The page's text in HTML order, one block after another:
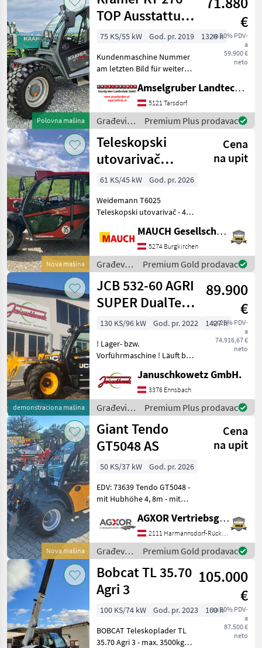
Polovna mašina
TOP Ausstattung
nur 1.300
Betriebsstunden
€
sa 20% PDV-
a
59.900 €
neto
75 KS/55 kW God. pr. 2019
1326 h
Kundenmaschine Nummer
am letzten Bild für weitere
Kramer KT 276 in TOP
Zustand Erhöhte Kabine
Bibload Reifen 400/70 R 20
Zusätzliche A
Amselgruber Landtechnik GmbH
5121 Tarsdorf
Građevinski
strojevi /
Kramer
Premium Plus prodavac
Nova mašina
Teleskopski
utovarivač
Weidemann
T6025
Cena
na upit
61 KS/45 kW
God. pr. 2026
Weidemann T6025
Teleskopski utovarivač - 4-
61 KS (75 KS opcionalno) -
Kabina s grijanjem i
ventilacijom - LED radna
svjetla (1 sprijeda
MAUCH Gesellschaft m.b.H. & Co.KG
5274 Burgkirchen
Građevinski
strojevi /
Weidemann
Premium Gold prodavac
demonstraciona mašina
JCB 532-60 AGRI
SUPER DualTec
VT
Teleskoplader
89.900
€
sa 20% PDV-
a
74.916,67 €
neto
130 KS/96 kW God. pr. 2022
1427 h
! Lager- bzw.
Vorführmaschine ! Läuft bei
VT JCB‐DualTech‐Getriebe
(stufenlos) mit einem
Kegelradgetriebe und
einem mechanischen Lastsc
Januschkowetz GmbH.
3376 Ennsbach
Građevinski
strojevi /
JCB
Premium Plus prodavac
Nova mašina
Giant Tendo
GT5048 AS
Cena
na upit
50 KS/37 kW
God. pr. 2026
EDV: 73639 Tendo GT5048 -
mit Hubhöhe 4, 8m - mit
Zusatzgewicht ca.1.600kg
mit Zusatzgewicht ca.
1.900kg - mit Motorentyp
Kubota D1803 CR (3 Zyli
AGXOR Vertriebsgesellschaft Ost GmbH
2111 Harmannsdorf-Rückersdorf
Građevinski
strojevi /
Giant
Premium Gold prodavac
Bobcat TL 35.70
Agri 3
105.000
€
sa 20% PDV-
a
87.500 €
neto
100 KS/74 kW God. pr. 2023
160 h
BOBCAT Teleskoplader TL
35.70 Agri 3 - max. 3500kg